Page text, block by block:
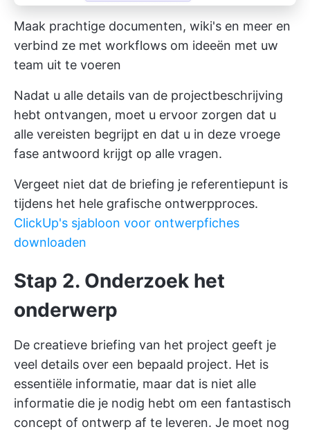
Maak prachtige documenten, wiki's en meer en
verbind ze met workflows om ideeën met uw
team uit te voeren
Nadat u alle details van de projectbeschrijving
hebt ontvangen, moet u ervoor zorgen dat u
alle vereisten begrijpt en dat u in deze vroege
fase antwoord krijgt op alle vragen.
Vergeet niet dat de briefing je referentiepunt is
tijdens het hele grafische ontwerpproces.
ClickUp's sjabloon voor ontwerpfiches
downloaden
Stap 2. Onderzoek het
onderwerp
De creatieve briefing van het project geeft je
veel details over een bepaald project. Het is
essentiële informatie, maar dat is niet alle
informatie die je nodig hebt om een fantastisch
concept of ontwerp af te leveren. Je moet nog